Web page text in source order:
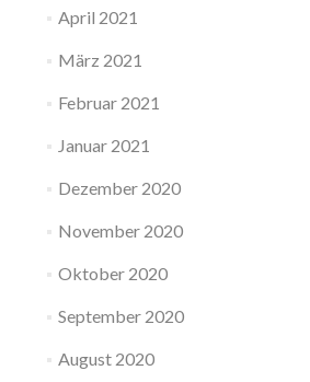
April 2021
März 2021
Februar 2021
Januar 2021
Dezember 2020
November 2020
Oktober 2020
September 2020
August 2020